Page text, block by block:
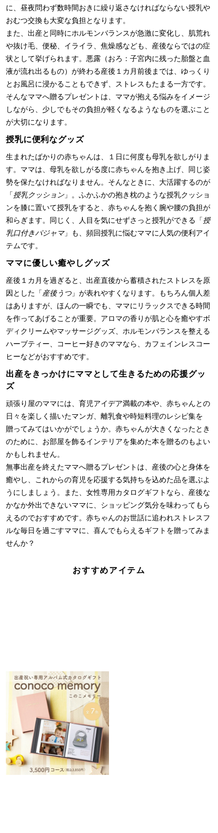
に、昼夜問わず数時間おきに繰り返さなければならない授乳や
おむつ交換も大変な負担となります。
また、出産と同時にホルモンバランスが急激に変化し、肌荒れ
や抜け毛、便秘、イライラ、焦燥感なども、産後ならではの症
状として挙げられます。悪露（おろ：子宮内に残った胎盤と血
液が流れ出るもの）が終わる産後１カ月前後までは、ゆっくり
とお風呂に浸かることもできず、ストレスもたまる一方です。
そんなママへ贈るプレゼントは、ママが抱える悩みをイメージ
しながら、少しでもその負担が軽くなるようなものを選ぶこと
が大切になります。
授乳に便利なグッズ
生まれたばかりの赤ちゃんは、１日に何度も母乳を欲しがりま
す。ママは、母乳を欲しがる度に赤ちゃんを抱き上げ、同じ姿
勢を保たなければなりません。そんなときに、大活躍するのが
「授乳クッション」。ふかふかの抱き枕のような授乳クッショ
ンを膝に置いて授乳をすると、赤ちゃんを抱く腕や腰の負担が
和らぎます。同じく、人目を気にせずさっと授乳ができる「授
乳口付きパジャマ」も、頻回授乳に悩むママに人気の便利アイ
テムです。
ママに優しい癒やしグッズ
産後１カ月を過ぎると、出産直後から蓄積されたストレスを原
因とした「産後うつ 」が表れやすくなります。もちろん個人差
はありますが、ほんの一瞬でも、ママにリラックスできる時間
を作ってあげることが重要。アロマの香りが肌と心を癒やすボ
ディクリームやマッサージグッズ、ホルモンバランスを整える
ハーブティー、コーヒー好きのママなら、カフェインレスコー
ヒーなどがおすすめです。
出産をきっかけにママとして生きるための応援グッ
ズ
頑張り屋のママには、育児アイデア満載の本や、赤ちゃんとの
日々を楽しく描いたマンガ、離乳食や時短料理のレシピ集を
贈ってみてはいかがでしょうか。赤ちゃんが大きくなったとき
のために、お部屋を飾るインテリアを集めた本を贈るのもよい
かもしれません。
無事出産を終えたママへ贈るプレゼントは、産後の心と身体を
癒やし、これからの育児を応援する気持ちを込めた品を選ぶよ
うにしましょう。また、女性専用カタログギフトなら、産後な
かなか外出できないママに、ショッピング気分を味わってもら
えるのでおすすめです。赤ちゃんのお世話に追われストレスフ
ルな毎日を過ごすママに、喜んでもらえるギフトを贈ってみま
せんか？
おすすめアイテム